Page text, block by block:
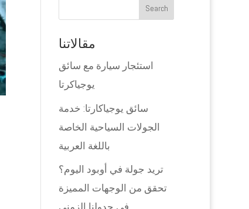
مقالاتنا
استئجار سيارة مع سائق
يوجياكرتا
سائق يوجياكارتا: خدمة
الجولات السياحية الخاصة
باللغة العربية
تريد جولة في أوبود اليوم؟
تحقق من الوجهات المميزة